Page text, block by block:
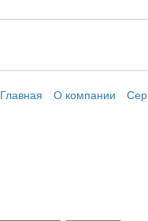
Главная О компании